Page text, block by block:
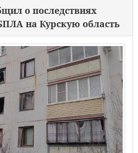
о последствиях
на Курскую область